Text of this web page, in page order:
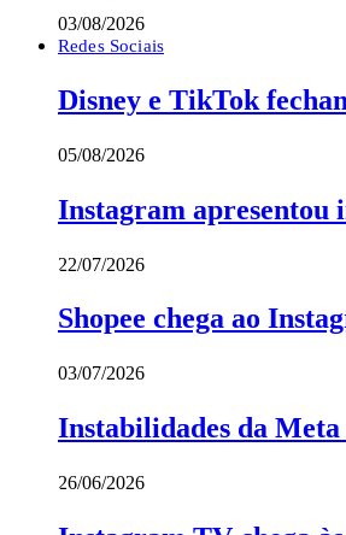
03/08/2026
Redes Sociais
Disney e TikTok
05/08/2026
Instagram apresentou
22/07/2026
Shopee chega ao
03/07/2026
Instabilidades da
26/06/2026